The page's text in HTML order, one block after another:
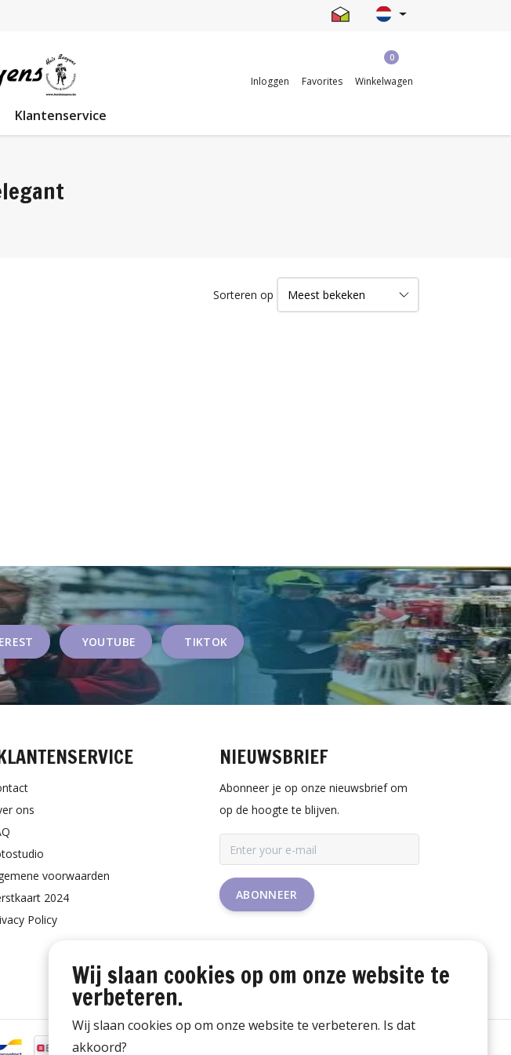
Inloggen Favorites
0
Winkelwagen
Klantenservice
Sorteren op
YOUTUBE TIKTOK
ons
voorwaarden
2024
Policy
NIEUWSBRIEF
Abonneer je op onze nieuwsbrief om
op de hoogte te blijven.
ABONNEER
Wij slaan cookies op om onze website te
verbeteren.
Wij slaan cookies op om onze website te verbeteren. Is dat
akkoord?